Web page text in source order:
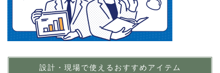
設計・現場で使えるおすすめアイテム